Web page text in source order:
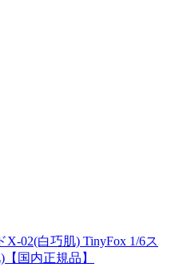
02(白巧肌) TinyFox 1/6ス
国内正規品】